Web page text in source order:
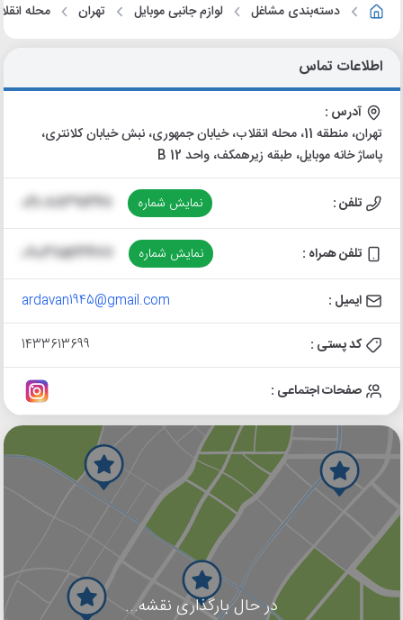
دسته‌بندی مشاغل لوازم جانبی موبایل تهران محله
اطلاعات تماس
آدرس :
تهران، منطقه 11، محله انقلاب، خیابان جمهوری، نبش خیابان کلانتری،
پاساژ خانه موبایل، طبقه زیرهمکف، واحد 12 B
تلفن : نمایش شماره 021-88391348
تلفن همراه : نمایش شماره 09037523477
ایمیل : ardavan1945@gmail.com
کد پستی : 1433613699
صفحات اجتماعی :
در حال بارگذاری نقشه...